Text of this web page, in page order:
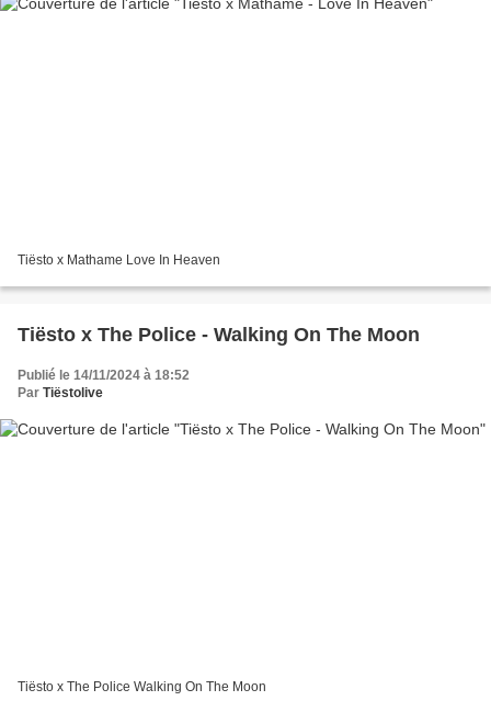
Tiësto x Mathame Love In Heaven
Tiësto x The Police - Walking On The Moon
Publié le 14/11/2024 à 18:52
Par Tiëstolive
Tiësto x The Police Walking On The Moon